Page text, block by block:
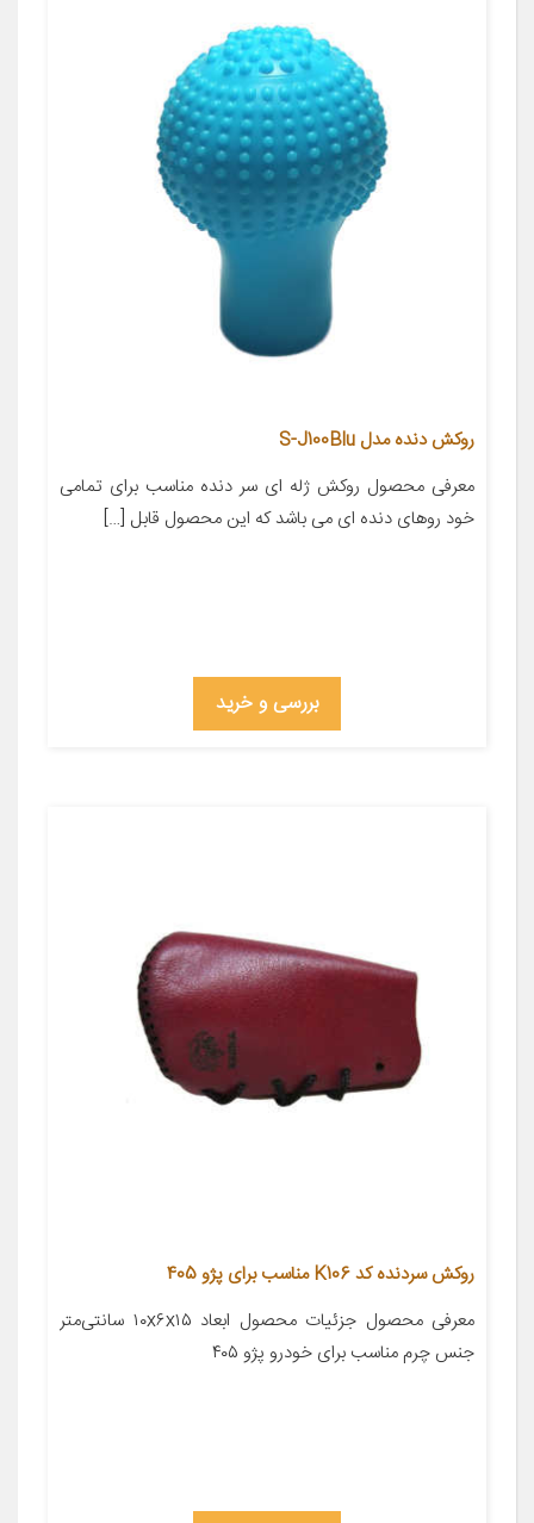
روکش دنده مدل S-J100Blu
معرفی محصول روکش ژله ای سر دنده مناسب برای تمامی
خود روهای دنده ای می باشد که این محصول قابل […]
بررسی و خرید
روکش سردنده کد K106 مناسب برای پژو 405
معرفی محصول جزئیات محصول ابعاد ۱۰x۶x۱۵ سانتی‌متر
جنس چرم مناسب برای خودرو پژو ۴۰۵